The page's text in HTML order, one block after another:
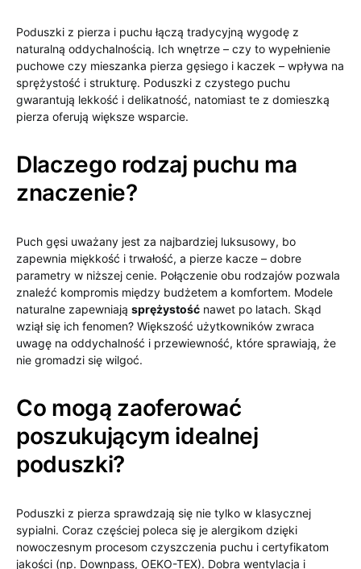
Poduszki z pierza i puchu łączą tradycyjną wygodę z
naturalną oddychalnością. Ich wnętrze – czy to wypełnienie
puchowe czy mieszanka pierza gęsiego i kaczek – wpływa na
sprężystość i strukturę. Poduszki z czystego puchu
gwarantują lekkość i delikatność, natomiast te z domieszką
pierza oferują większe wsparcie.
Dlaczego rodzaj puchu ma
znaczenie?
Puch gęsi uważany jest za najbardziej luksusowy, bo
zapewnia miękkość i trwałość, a pierze kacze – dobre
parametry w niższej cenie. Połączenie obu rodzajów pozwala
znaleźć kompromis między budżetem a komfortem. Modele
naturalne zapewniają sprężystość nawet po latach. Skąd
wziął się ich fenomen? Większość użytkowników zwraca
uwagę na oddychalność i przewiewność, które sprawiają, że
nie gromadzi się wilgoć.
Co mogą zaoferować
poszukującym idealnej
poduszki?
Poduszki z pierza sprawdzają się nie tylko w klasycznej
sypialni. Coraz częściej poleca się je alergikom dzięki
nowoczesnym procesom czyszczenia puchu i certyfikatom
jakości (np. Downpass, OEKO-TEX). Dobra wentylacja i